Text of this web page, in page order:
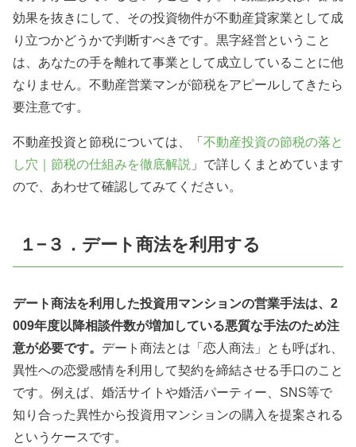
効果を抜きにして、その投資物件が不動産貸家業として成
り立つかどうかで判断すべきです。黒字経営ということ
は、あなたの手を離れて事業として成立していることに他
なりません。不動産営業マンが節税をアピールしてきたら
要注意です。
不動産投資と節税については、「 不動産投資の節税の落と
し穴｜節税の仕組みを徹底解説 」で詳しくまとめています
ので、あわせて確認してみてください。
１−３．デート商法を利用する
デート商法を利用した投資用マンションの営業手法は、2
009年度以降相談件数が増加している悪質な手法のため注
意が必要です。 デート商法とは「恋人商法」とも呼ばれ、
異性への恋愛感情を利用して契約を締結させる手口のこと
です。例えば、婚活サイトや婚活パーティー、 SNS等で
知り合った異性から投資用マンションの購入を提案される
というケースです。